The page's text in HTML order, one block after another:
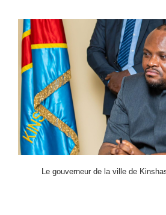
Le gouverneur de la ville de